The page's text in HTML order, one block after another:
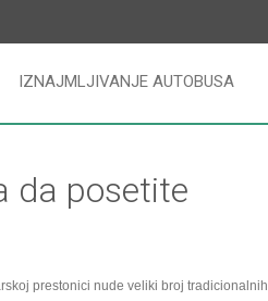
IZNAJMLJIVANJE AUTOBUSA
da posetite
prestonici nude veliki broj tradicionalnih